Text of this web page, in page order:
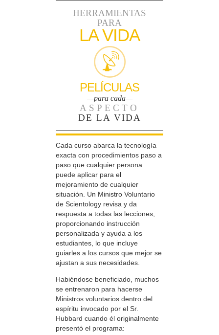
HERRAMIENTAS
PARA
LA VIDA
PELÍCULAS
—para cada—
ASPECTO
DE LA VIDA
Cada curso abarca la tecnología
exacta con procedimientos paso a
paso que cualquier persona
puede aplicar para el
mejoramiento de cualquier
situación. Un Ministro Voluntario
de Scientology revisa y da
respuesta a todas las lecciones,
proporcionando instrucción
personalizada y ayuda a los
estudiantes, lo que incluye
guiarles a los cursos que mejor se
ajustan a sus necesidades.
Habiéndose beneficiado, muchos
se entrenaron para hacerse
Ministros voluntarios dentro del
espíritu invocado por el Sr.
Hubbard cuando él originalmente
presentó el programa: